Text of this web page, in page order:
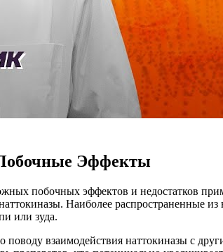
Эффекты
побочных эффектов и недостатков
Наиболее распространенные
или зуда.
взаимодействия наттокиназы с